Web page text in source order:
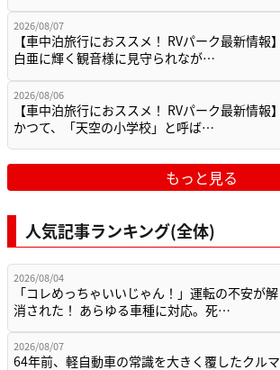
2026/08/07
【車中泊旅行におススメ！ RVパーク最新情報】
白亜に輝く観音様に見守られなが…
2026/08/06
【車中泊旅行におススメ！ RVパーク最新情報】
かつて、「天空の小学校」と呼ば…
もっと見る
人気記事ランキング(全体)
2026/08/04
「コレめっちゃいいじゃん！」運転の不安が解
消された！ あらゆる車種に対応。死…
2026/08/07
64年前、軽自動車の常識を大きく覆したクルマ